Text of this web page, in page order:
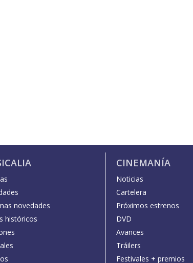
novedades
históricos
CINEMANÍA
Noticias
Cartelera
Próximos estrenos
DVD
Avances
Tráilers
Festivales + premios